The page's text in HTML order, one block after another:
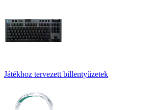
Játékhoz tervezett billentyűzetek